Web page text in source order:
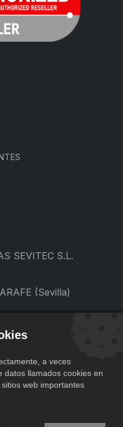
SEVITEC S.L.
(Sevilla)
a veces
datos llamados cookies en
web importantes